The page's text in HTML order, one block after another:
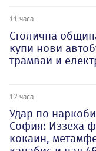
11 часа
Столична
купи нови
трамваи и
12 часа
Удар по
София: Иззеха
кокаин,